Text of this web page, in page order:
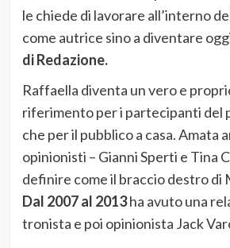
le chiede di lavorare all’interno
come autrice sino a diventare
di Redazione.
Raffaella diventa un vero e
riferimento per i partecipanti del
che per il pubblico a casa. Amata
opinionisti – Gianni Sperti e Tina
definire come il braccio destro di
Dal 2007 al 2013ha avuto una
tronista e poi opinionista Jack